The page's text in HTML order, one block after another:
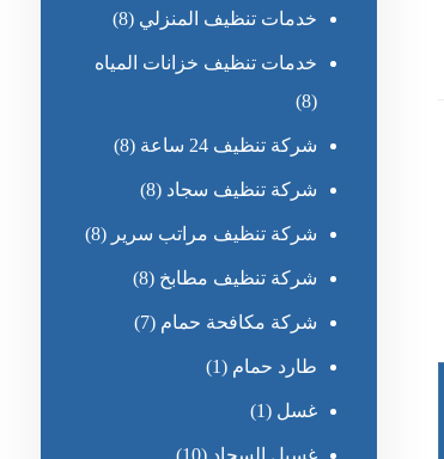
خدمات تنظيف المنزلي (8)
خدمات تنظيف خزانات المياه
(8)
شركة تنظيف 24 ساعة (8)
شركة تنظيف سجاد (8)
شركة تنظيف مراتب سرير (8)
شركة تنظيف مطابخ (8)
شركة مكافحة حمام (7)
طارد حمام (1)
غسل (1)
غسيل السجاد (10)